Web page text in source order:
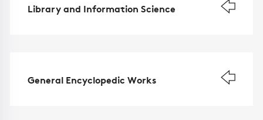
Library and Information Science
General Encyclopedic Works